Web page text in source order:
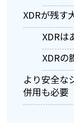
XDRが残す
XDRは
XDRの
より安全な
併用も必要